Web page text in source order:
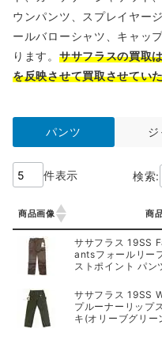
ウンパンツ、スプレイヤー
ールバローシャツ、キャッ
ります。 ササフラスの買取
を反映させて買取させてい
パンツ ジ
件表示 検索:
商品画像 商
商品画像 商
ササフラス 19SS
antsフォールリー
ストポイント パン
ササフラス 19SS
プルーナーリップ
キ(オリーブグリ